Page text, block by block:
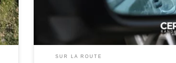
SUR LA ROUTE